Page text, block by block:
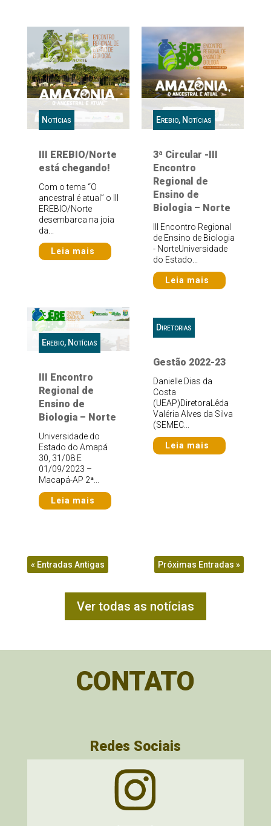
Notícias
III EREBIO/Norte
está chegando!
Com o tema “O
ancestral é atual” o III
EREBIO/Norte
desembarca na joia
da...
Leia mais
Erebio, Notícias
III Encontro
Regional de
Ensino de
Biologia – Norte
Universidade do
Estado do Amapá
30, 31/08 E
01/09/2023 –
Macapá-AP 2ª...
Leia mais
Erebio, Notícias
3ª Circular -III
Encontro
Regional de
Ensino de
Biologia – Norte
III Encontro Regional
de Ensino de Biologia
- NorteUniversidade
do Estado...
Leia mais
Diretorias
Gestão 2022-23
Danielle Dias da
Costa
(UEAP)DiretoraLêda
Valéria Alves da Silva
(SEMEC...
Leia mais
« Entradas Antigas Próximas Entradas »
Ver todas as notícias
CONTATO
Redes Sociais